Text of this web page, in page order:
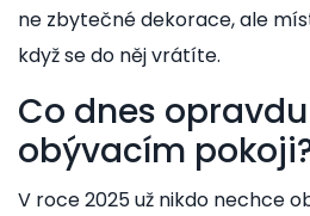
ne zbytečné dekorace, ale
když se do něj vrátíte.
Co dnes
obývacím
V roce 2025 už nikdo nechce